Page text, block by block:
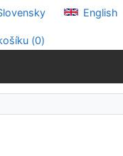
English
(0)